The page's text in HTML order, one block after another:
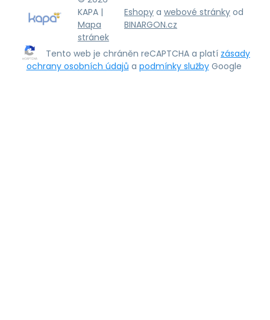
KAPA |
Mapa
stránek
Eshopy a webové stránky od
BINARGON.cz
Tento web je chráněn reCAPTCHA a platí zásady
ochrany osobních údajů a podmínky služby Google